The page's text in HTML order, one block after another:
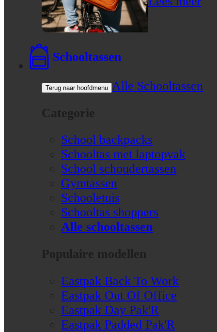
Schooltassen
Terug naar hoofdmenu Alle Schooltassen
Categorie
School backpacks
Schooltas met laptopvak
School schoudertassen
Gymtassen
Schooletuis
Schooltas shoppers
Alle schooltassen
Populaire modellen
Eastpak Back To Work
Eastpak Out Of Office
Eastpak Day Pak'R
Eastpak Padded Pak'R